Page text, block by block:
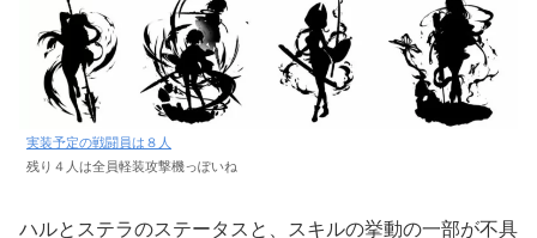
実装予定の戦闘員は８人
残り４人は全員軽装攻撃機っぽいね
ハルとステラのステータスと、スキルの挙動の一部が不具